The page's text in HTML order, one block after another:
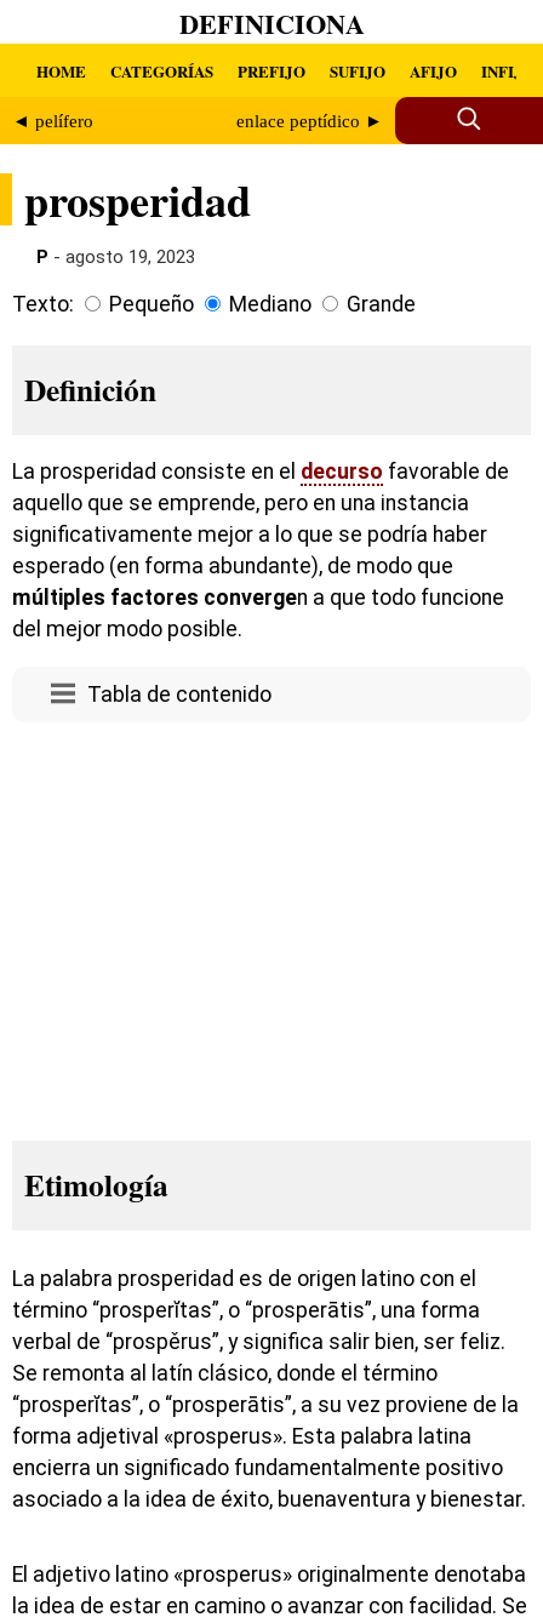
DEFINICIONA
HOME CATEGORÍAS PREFIJO SUFIJO AFIJO INFIJO
◄ pelífero enlace peptídico ►
prosperidad
P - agosto 19, 2023
Texto: Pequeño Mediano Grande
Definición
La prosperidad consiste en el decurso favorable de
aquello que se emprende, pero en una instancia
significativamente mejor a lo que se podría haber
esperado (en forma abundante), de modo que
múltiples factores convergen a que todo funcione
del mejor modo posible.
Tabla de contenido
Etimología
La palabra prosperidad es de origen latino con el
término “prosperĭtas”, o “prosperātis”, una forma
verbal de “prospěrus”, y significa salir bien, ser feliz.
Se remonta al latín clásico, donde el término
“prosperĭtas”, o “prosperātis”, a su vez proviene de la
forma adjetival «prosperus». Esta palabra latina
encierra un significado fundamentalmente positivo
asociado a la idea de éxito, buenaventura y bienestar.
El adjetivo latino «prosperus» originalmente denotaba
la idea de estar en camino o avanzar con facilidad. Se